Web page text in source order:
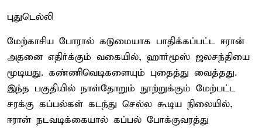
புதுடெல்லி
மேற்காசிய போரால் கடுமையாக பாதிக்கப்பட்ட ஈரான்
அதனை எதிர்க்கும் வகையில், ஹார்மூஸ் ஜலசந்தியை
மூடியது. கண்ணிவெடிகளையும் புதைத்து வைத்தது.
இந்த பகுதியில் நாள்தோறும் நூற்றுக்கும் மேற்பட்ட
சரக்கு கப்பல்கள் கடந்து செல்ல கூடிய நிலையில்,
ஈரான் நடவடிக்கையால் கப்பல் போக்குவரத்து